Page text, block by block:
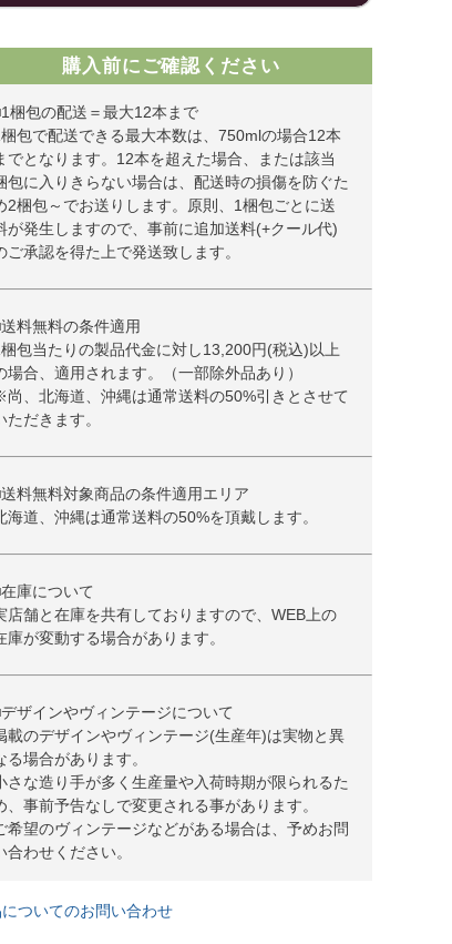
購入前にご確認ください
梱包の配送＝最大12本まで
包で配送できる最大本数は、750mlの場合12本
でとなります。12本を超えた場合、または該当
包に入りきらない場合は、配送時の損傷を防ぐた
2梱包～でお送りします。原則、1梱包ごとに送
が発生しますので、事前に追加送料(+クール代)
ご承認を得た上で発送致します。
料無料の条件適用
包当たりの製品代金に対し13,200円(税込)以上
場合、適用されます。（一部除外品あり）
尚、北海道、沖縄は通常送料の50%引きとさせて
ただきます。
料無料対象商品の条件適用エリア
海道、沖縄は通常送料の50%を頂戴します。
庫について
店舗と在庫を共有しておりますので、WEB上の
庫が変動する場合があります。
ザインやヴィンテージについて
載のデザインやヴィンテージ(生産年)は実物と異
る場合があります。
さな造り手が多く生産量や入荷時期が限られるた
、事前予告なしで変更される事があります。
希望のヴィンテージなどがある場合は、予めお問
合わせください。
ついてのお問い合わせ